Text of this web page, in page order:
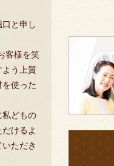
見
も
と申し
客様を笑
よう上質
使った
私どもの
けるよ
ただき